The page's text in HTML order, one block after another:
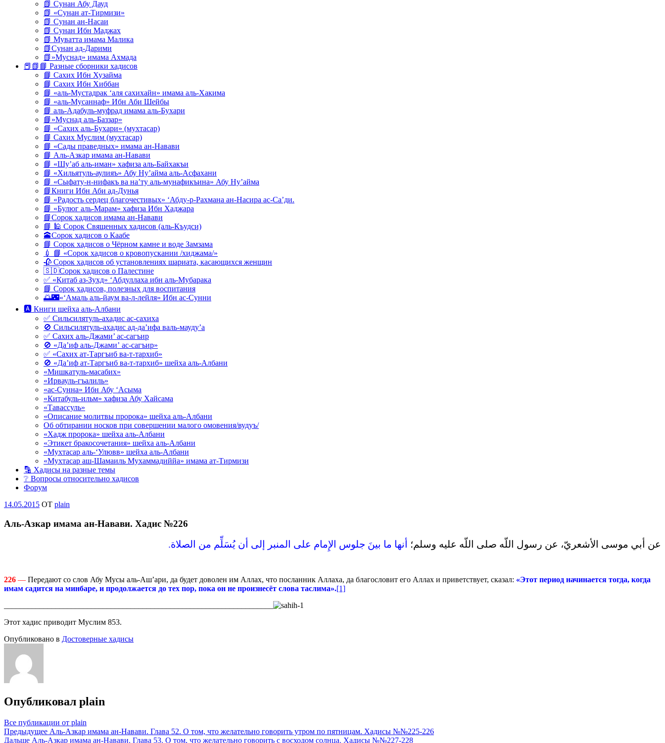
📗 Сунан Абу Дауд
📗 «Сунан ат-Тирмизи»
📗 Сунан ан-Насаи
📗 Сунан Ибн Маджах
📗 Муватта имама Малика
📗Сунан ад-Дарими
📗»Муснад» имама Ахмада
📕📗📘 Разные сборники хадисов
📘 Сахих Ибн Хузайма
📘 Сахих Ибн Хиббан
📘 «аль-Мустадрак ‘аля сахихайн» имама аль-Хакима
📘 «аль-Мусаннаф» Ибн Аби Шейбы
📘 аль-Адабуль-муфрад имама аль-Бухари
📘»Муснад аль-Баззар»
📘 «Сахих аль-Бухари» (мухтасар)
📘 Сахих Муслим (мухтасар)
📘 «Сады праведных» имама ан-Навави
📘 Аль-Азкар имама ан-Навави
📘 «Шу’аб аль-иман» хафиза аль-Байхакъи
📘 «Хильятуль-аулияъ» Абу Ну’айма аль-Асфахани
📘 «Сыфату-н-нифакъ ва на’ту аль-мунафикъина» Абу Ну’айма
📘Книги Ибн Аби ад-Дунья
📘 «Радость сердец благочестивых» ‘Абду-р-Рахмана ан-Насира ас-Са’ди.
📘 «Булюг аль-Марам» хафиза Ибн Хаджара
📘Сорок хадисов имама ан-Навави
📘 🕌 Сорок Священных хадисов (аль-Къудси)
🕋Сорок хадисов о Каабе
📘 Сорок хадисов о Чёрном камне и воде Замзама
💉 📘 «Сорок хадисов о кровопускании /хиджама/»
🥀 Сорок хадисов об установлениях шариата, касающихся женщин
🇸🇩Сорок хадисов о Палестине
✅ «Китаб аз-Зухд» ‘Абдуллаха ибн аль-Мубарака
📘 Сорок хадисов, полезных для воспитания
🌅🌃«‘Амаль аль-йаум ва-л-лейля» Ибн ас-Сунни
🅰 Книги шейха аль-Албани
✅ Сильсилятуль-ахадис ас-сахиха
🚫 Сильсилятуль-ахадис ад-да’ифа валь-мауду’а
✅ Сахих аль-Джами’ ас-сагъир
🚫 «Да’иф аль-Джами’ ас-сагъир»
✅ «Сахих ат-Таргъиб ва-т-тархиб»
🚫 «Да’иф ат-Таргъиб ва-т-тархиб» шейха аль-Албани
«Мишкатуль-масабих»
«Ирвауль-гъалиль»
«ас-Сунна» Ибн Абу ‘Асыма
«Китабуль-ильм» хафиза Абу Хайсама
«Тавассуль»
«Описание молитвы пророка» шейха аль-Албани
Об обтирании носков при совершении малого омовения/вудуъ/
«Хадж пророка» шейха аль-Албани
«Этикет бракосочетания» шейха аль-Албани
«Мухтасар аль-‘Улювв» шейха аль-Албани
«Мухтасар аш-Шамаиль Мухаммадиййа» имама ат-Тирмизи
🔡 Хадисы на разные темы
❔ Вопросы относительно хадисов
Форум
Опубликовано
14.05.2015 OT plain
Аль-Азкар имама ан-Навави. Хадис №226
عن أبي موسى الأشعريّ، عن رسول اللّه صلى اللّه عليه وسلم؛ أنها ما بينَ جلوس الإِمام على المنبر إلى أن يُسَلِّم من الصلاة‏.‏
226 — Передают со слов Абу Мусы аль-Аш’ари, да будет доволен им Аллах, что посланник Аллаха, да благословит его Аллах и приветствует, сказал: «Этот период начинается тогда, когда
имам садится на минбаре, и продолжается до тех пор, пока он не произнесёт слова таслима».[1]
Этот хадис приводит Муслим 853.
Опубликовано в Достоверные хадисы
Опубликовал plain
Все публикации от plain
Навигация
Предыдущее Аль-Азкар имама ан-Навави. Глава 52. О том, что желательно говорить утром по пятницам. Хадисы №№225-226
Дальше Аль-Азкар имама ан-Навави. Глава 53. О том, что желательно говорить с восходом солнца. Хадисы №№227-228